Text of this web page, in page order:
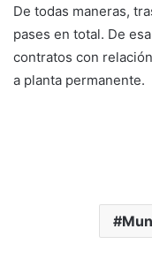
De todas maneras,
pases en total. De
contratos con
a planta permanente.